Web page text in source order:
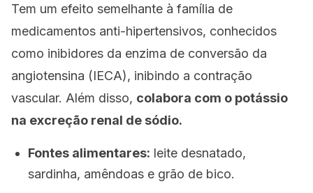
Tem um efeito semelhante à família de
medicamentos anti-hipertensivos, conhecidos
como inibidores da enzima de conversão da
angiotensina (IECA), inibindo a contração
vascular. Além disso, colabora com o potássio
na excreção renal de sódio.
Fontes alimentares: leite desnatado,
sardinha, amêndoas e grão de bico.